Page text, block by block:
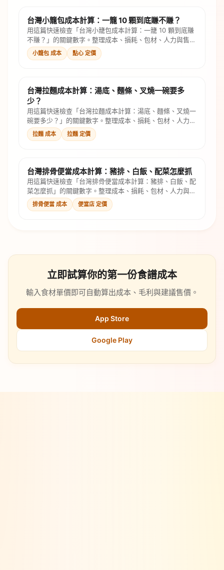
台灣小籠包成本計算：一籠 10 顆到底賺不賺？
用這篇快速檢查「台灣小籠包成本計算：一籠 10 顆到底賺
不賺？」的關鍵數字。整理成本、損耗、包材、人力與售價
公式，幫你判斷是否還有毛利。
小籠包 成本 點心 定價
台灣拉麵成本計算：湯底、麵條、叉燒一碗要多
少？
用這篇快速檢查「台灣拉麵成本計算：湯底、麵條、叉燒一
碗要多少？」的關鍵數字。整理成本、損耗、包材、人力與
售價公式，幫你判斷是否還有毛利。
拉麵 成本 拉麵 定價
台灣排骨便當成本計算：豬排、白飯、配菜怎麼抓
用這篇快速檢查「台灣排骨便當成本計算：豬排、白飯、配
菜怎麼抓」的關鍵數字。整理成本、損耗、包材、人力與售
價公式，幫你判斷是否還有毛利。
排骨便當 成本 便當店 定價
立即試算你的第一份食譜成本
輸入食材單價即可自動算出成本、毛利與建議售價。
App Store
Google Play